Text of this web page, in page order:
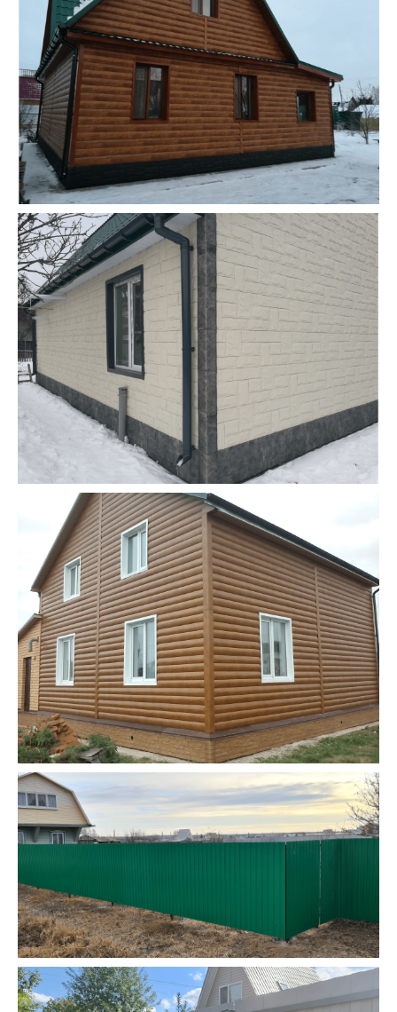
ЕСТЬ ВОПРОСЫ? НУЖНА
КОНСУЛЬТАЦИЯ?
Или напишите нам напрямую
Оставьте свои данные, и наш эксперт
свяжется с вами, чтобы предоставить
профессиональную консультацию по
выбору материалов или услуг для
вашего проекта
ОТПРАВИТЬ
MAX
TELEGRAM